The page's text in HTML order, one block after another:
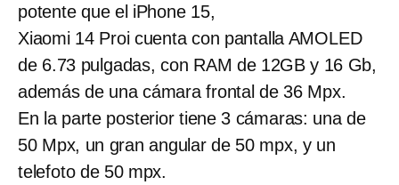
potente que el iPhone 15,
Xiaomi 14 Proi cuenta con pantalla AMOLED
de 6.73 pulgadas, con RAM de 12GB y 16 Gb,
además de una cámara frontal de 36 Mpx.
En la parte posterior tiene 3 cámaras: una de
50 Mpx, un gran angular de 50 mpx, y un
telefoto de 50 mpx.